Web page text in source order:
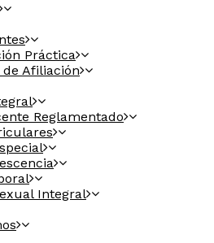
Práctica
Afiliación
Reglamentado
Integral